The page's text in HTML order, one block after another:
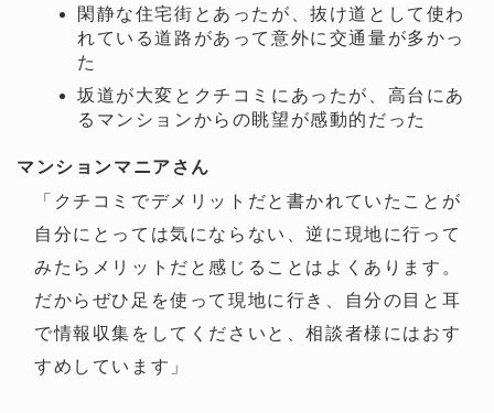
閑静な住宅街とあったが、抜け道として使わ
れている道路があって意外に交通量が多かっ
た
坂道が大変とクチコミにあったが、高台にあ
るマンションからの眺望が感動的だった
マンションマニアさん
「クチコミでデメリットだと書かれていたことが
自分にとっては気にならない、逆に現地に行って
みたらメリットだと感じることはよくあります。
だからぜひ足を使って現地に行き、自分の目と耳
で情報収集をしてくださいと、相談者様にはおす
すめしています」